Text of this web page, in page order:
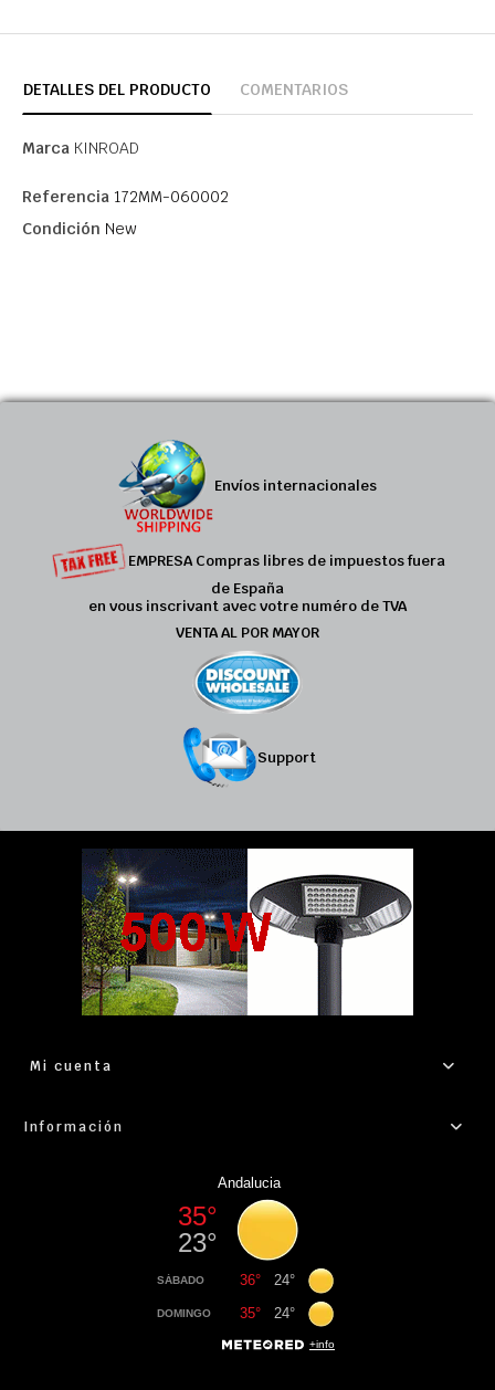
DETALLES DEL PRODUCTO COMENTARIOS
Marca KINROAD
Referencia 172MM-060002
Condición New
Envíos internacionales
EMPRESA Compras libres de impuestos fuera
de España
en vous inscrivant avec votre numéro de TVA
VENTA AL POR MAYOR
Support
Mi cuenta
Información